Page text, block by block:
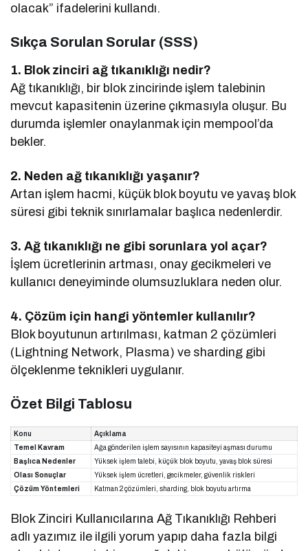
olacak” ifadelerini kullandı.
Sıkça Sorulan Sorular (SSS)
1. Blok zinciri ağ tıkanıklığı nedir?
Ağ tıkanıklığı, bir blok zincirinde işlem talebinin
mevcut kapasitenin üzerine çıkmasıyla oluşur. Bu
durumda işlemler onaylanmak için mempool’da
bekler.
2. Neden ağ tıkanıklığı yaşanır?
Artan işlem hacmi, küçük blok boyutu ve yavaş blok
süresi gibi teknik sınırlamalar başlıca nedenlerdir.
3. Ağ tıkanıklığı ne gibi sorunlara yol açar?
İşlem ücretlerinin artması, onay gecikmeleri ve
kullanıcı deneyiminde olumsuzluklara neden olur.
4. Çözüm için hangi yöntemler kullanılır?
Blok boyutunun artırılması, katman 2 çözümleri
(Lightning Network, Plasma) ve sharding gibi
ölçeklenme teknikleri uygulanır.
Özet Bilgi Tablosu
Konu
Açıklama
Temel Kavram
Ağa gönderilen işlem sayısının kapasiteyi aşması durumu
Başlıca Nedenler
Yüksek işlem talebi, küçük blok boyutu, yavaş blok süresi
Olası Sonuçlar
Yüksek işlem ücretleri, gecikmeler, güvenlik riskleri
Çözüm Yöntemleri
Katman 2 çözümleri, sharding, blok boyutu artırma
Blok Zinciri Kullanıcılarına Ağ Tıkanıklığı Rehberi
adlı yazımız ile ilgili yorum yapıp daha fazla bilgi